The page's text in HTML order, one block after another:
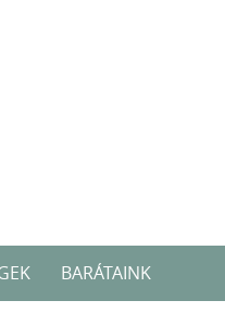
BARÁTAINK